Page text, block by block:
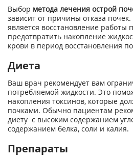
Выбор метода лечения острой
зависит от причины отказа
является восстановление работы
предотвратить накопление
крови в период восстановления
Диета
Ваш врач рекомендует вам
потребляемой жидкости. Это
накопления токсинов, которые
почками. Обычно пациентам
диету с высоким содержанием
содержанием белка, соли и калия.
Препараты